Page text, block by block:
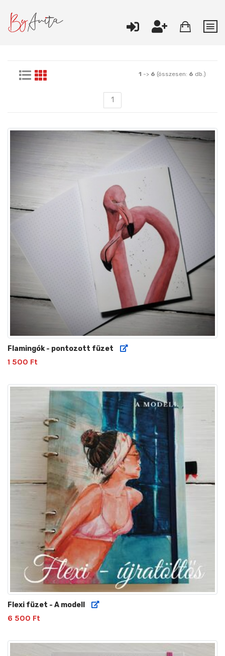
1 -> 6 (összesen: 6 db.)
1
Flamingók - pontozott füzet
1 500 Ft
Flexi füzet - A modell
6 500 Ft